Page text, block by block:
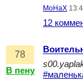
MoHaX
12
78
В пену